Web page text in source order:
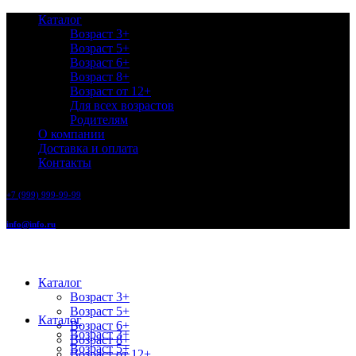
Каталог
Возраст 3+
Возраст 5+
Возраст 6+
Возраст 8+
Возраст от 12+
Для всех возрастов
Родителям
О компании
Доставка и оплата
Контакты
+7 (999) 999-99-99
info@info.ru
Каталог
Возраст 3+
Возраст 5+
Возраст 6+
Возраст 8+
Каталог
Возраст 3+
Возраст 5+